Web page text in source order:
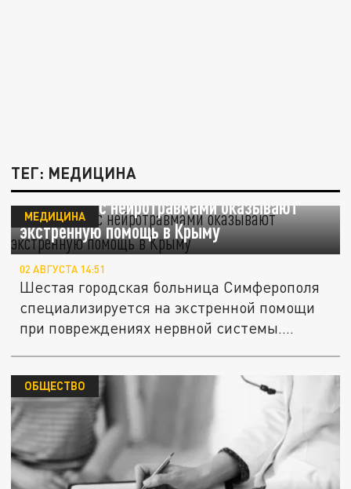
ТЕГ: МЕДИЦИНА
Пациентам с нейротравмами оказывают
экстренную помощь в Крыму
МЕДИЦИНА
02 АВГУСТА 14:51
Шестая городская больница Симферополя
специализируется на экстренной помощи
при повреждениях нервной системы....
ОБЩЕСТВО